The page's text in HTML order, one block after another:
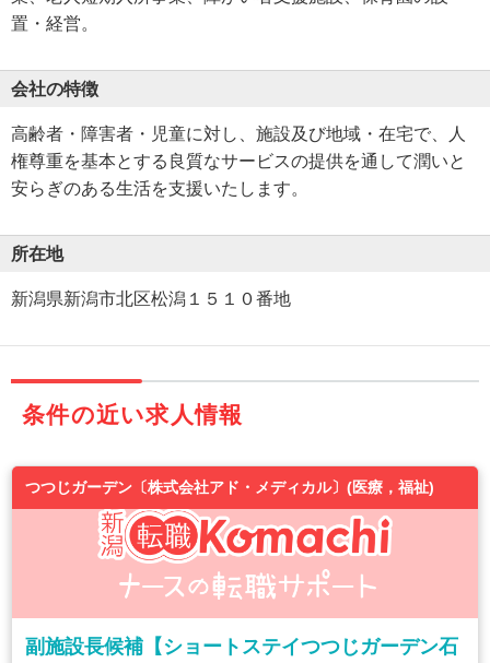
置・経営。
会社の特徴
高齢者・障害者・児童に対し、施設及び地域・在宅で、人
権尊重を基本とする良質なサービスの提供を通して潤いと
安らぎのある生活を支援いたします。
所在地
新潟県新潟市北区松潟１５１０番地
条件の近い求人情報
つつじガーデン〔株式会社アド・メディカル〕(医療，福祉)
副施設長候補【ショートステイつつじガーデン石